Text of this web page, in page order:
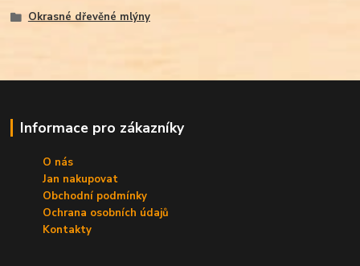
Okrasné dřevěné mlýny
Informace pro zákazníky
O nás
Jan nakupovat
Obchodní podmínky
Ochrana osobních údajů
Kontakty